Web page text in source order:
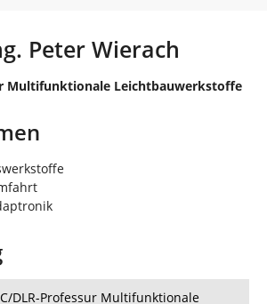
Peter Wierach
Multifunktionale Leichtbauwerkstoffe
DLR-Professur Multifunktionale